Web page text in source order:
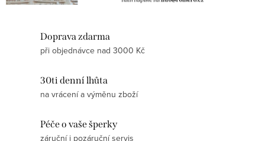
Doprava zdarma
při objednávce nad 3000 Kč
30ti denní lhůta
na vrácení a výměnu zboží
Péče o vaše šperky
záruční i pozáruční servis